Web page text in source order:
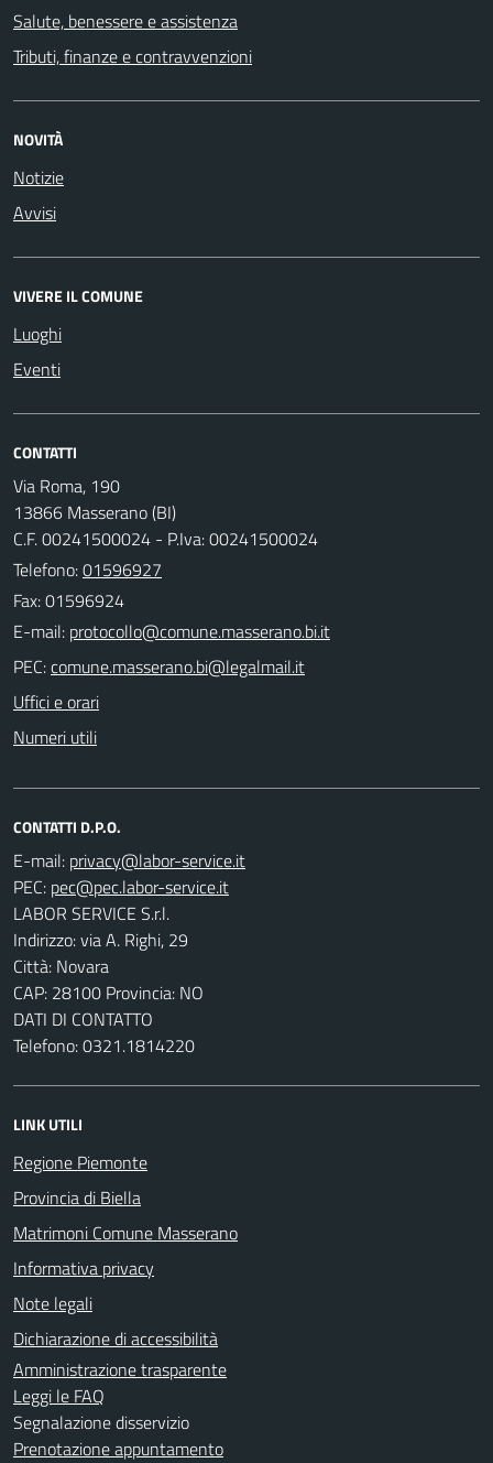
Salute, benessere e assistenza
Tributi, finanze e contravvenzioni
NOVITÀ
Notizie
Avvisi
VIVERE IL COMUNE
Luoghi
Eventi
CONTATTI
Via Roma, 190
13866 Masserano (BI)
C.F. 00241500024 - P.Iva: 00241500024
Telefono:01596927
Fax: 01596924
E-mail:
PEC:
Uffici e orari
Numeri utili
CONTATTI D.P.O.
E-mail:
PEC:
LABOR SERVICE S.r.l.
Indirizzo: via A. Righi, 29
Città: Novara
CAP: 28100 Provincia: NO
DATI DI CONTATTO
Telefono: 0321.1814220
LINK UTILI
Regione Piemonte
Provincia di Biella
Matrimoni Comune Masserano
Informativa privacy
Note legali
Dichiarazione di accessibilità
Amministrazione trasparente
Leggi le FAQ
Segnalazione disservizio
Prenotazione appuntamento